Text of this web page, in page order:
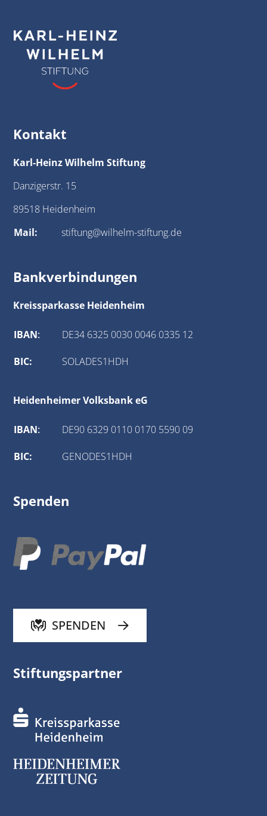
Kontakt
Karl-Heinz Wilhelm Stiftung
Danzigerstr. 15
89518 Heidenheim
Mail:
stiftung@wilhelm-stiftung.de
Bankverbindungen
Kreissparkasse Heidenheim
IBAN: DE34 6325 0030 0046 0335 12
BIC: SOLADES1HDH
Heidenheimer Volksbank eG
IBAN: DE90 6329 0110 0170 5590 09
BIC: GENODES1HDH
Spenden
SPENDEN
Stiftungspartner